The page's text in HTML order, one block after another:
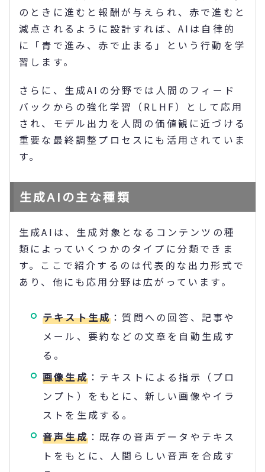
のときに進むと報酬が与えられ、赤で進むと
減点されるように設計すれば、AIは自律的
に「青で進み、赤で止まる」という行動を学
習します。
さらに、生成AIの分野では人間のフィード
バックからの強化学習（RLHF）として応用
され、モデル出力を人間の価値観に近づける
重要な最終調整プロセスにも活用されていま
す。
生成AIの主な種類
生成AIは、生成対象となるコンテンツの種
類によっていくつかのタイプに分類できま
す。ここで紹介するのは代表的な出力形式で
あり、他にも応用分野は広がっています。
テキスト生成 ：質問への回答、記事や
メール、要約などの文章を自動生成す
る。
画像生成：テキストによる指示（プロ
ンプト）をもとに、新しい画像やイラ
ストを生成する。
音声生成：既存の音声データやテキス
トをもとに、人間らしい音声を合成す